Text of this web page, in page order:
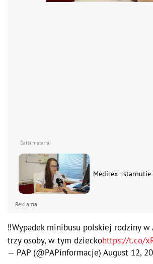
Medirex - starnutie
Reklama
‼️Wypadek minibusu polskiej rodziny w
trzy osoby, w tym dzieckohttps://t.co/
— PAP (@PAPinformacje) August 12,